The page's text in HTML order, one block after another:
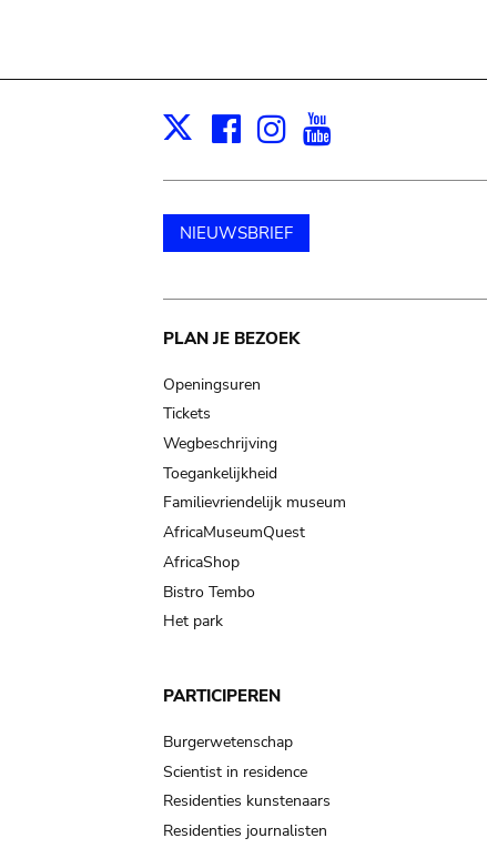
X Facebook
Instagram
NIEUWSBRIEF
Main
navigation
PLAN JE BEZOEK
Openingsuren
Tickets
Wegbeschrijving
Toegankelijkheid
Familievriendelijk museum
AfricaMuseumQuest
AfricaShop
Bistro Tembo
Het park
PARTICIPEREN
Burgerwetenschap
Scientist in residence
Residenties kunstenaars
Residenties journalisten